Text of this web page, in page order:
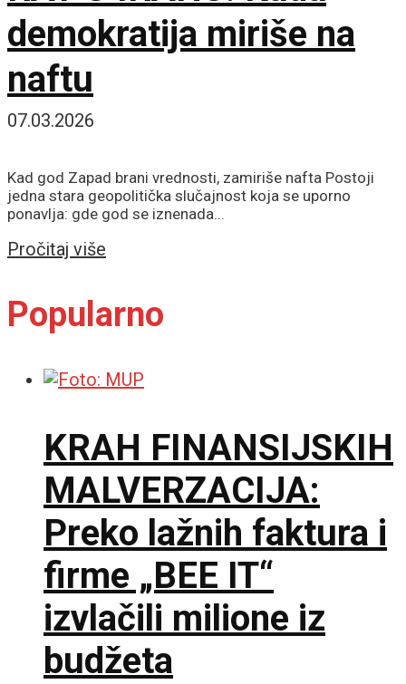
demokratija miriše na
naftu
07.03.2026
Kad god Zapad brani vrednosti, zamiriše nafta Postoji
jedna stara geopolitička slučajnost koja se uporno
ponavlja: gde god se iznenada...
Pročitaj više
Popularno
KRAH FINANSIJSKIH
MALVERZACIJA:
Preko lažnih faktura i
firme „BEE IT“
izvlačili milione iz
budžeta